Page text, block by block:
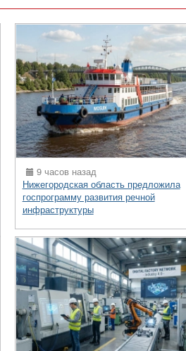
9 часов назад
Нижегородская область предложила
госпрограмму развития речной
инфраструктуры